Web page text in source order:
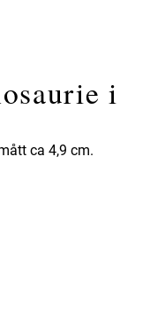
i
ca 4,9 cm.